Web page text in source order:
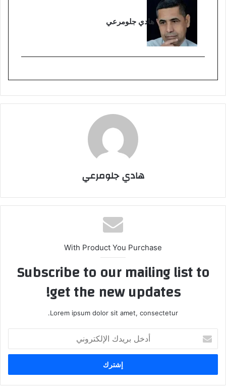
هادي جلومرعي
هادي جلومرعي
With Product You Purchase
Subscribe to our mailing list to
get the new updates!
Lorem ipsum dolor sit amet, consectetur.
بريدك
الإلكتروني